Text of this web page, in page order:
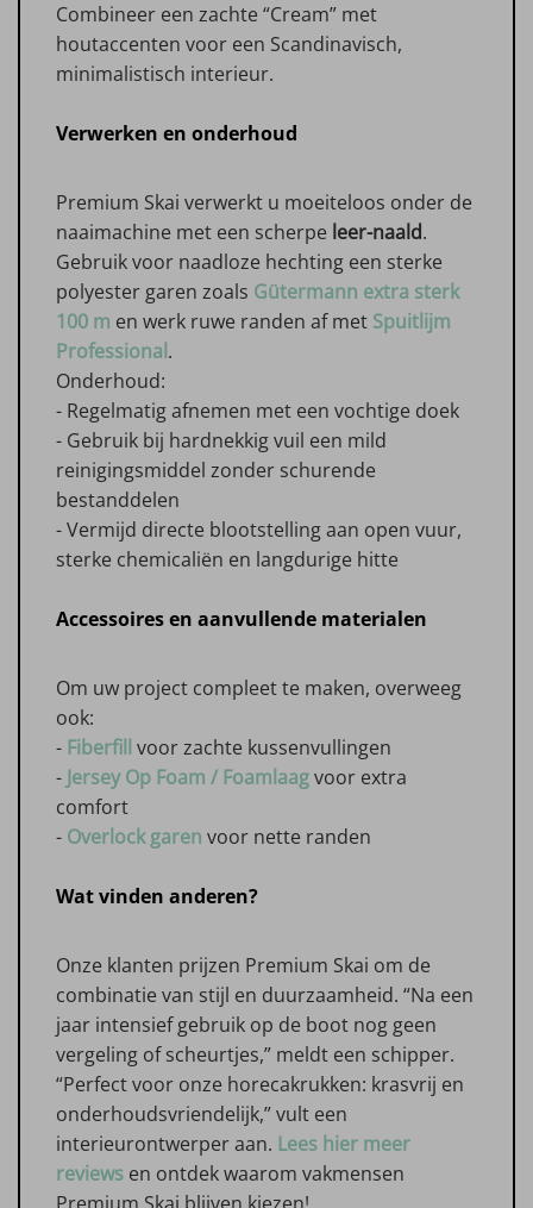
Combineer een zachte “Cream” met
houtaccenten voor een Scandinavisch,
minimalistisch interieur.
Verwerken en onderhoud
Premium Skai verwerkt u moeiteloos onder de
naaimachine met een scherpe leer-naald.
Gebruik voor naadloze hechting een sterke
polyester garen zoals Gütermann extra sterk
100 m en werk ruwe randen af met Spuitlijm
Professional .
Onderhoud:
- Regelmatig afnemen met een vochtige doek
- Gebruik bij hardnekkig vuil een mild
reinigingsmiddel zonder schurende
bestanddelen
- Vermijd directe blootstelling aan open vuur,
sterke chemicaliën en langdurige hitte
Accessoires en aanvullende materialen
Om uw project compleet te maken, overweeg
ook:
- Fiberfill voor zachte kussenvullingen
- Jersey Op Foam / Foamlaagvoor extra
comfort
- Overlock garen voor nette randen
Wat vinden anderen?
Onze klanten prijzen Premium Skai om de
combinatie van stijl en duurzaamheid. “Na een
jaar intensief gebruik op de boot nog geen
vergeling of scheurtjes,” meldt een schipper.
“Perfect voor onze horecakrukken: krasvrij en
onderhoudsvriendelijk,” vult een
interieurontwerper aan. Lees hier meer
reviews en ontdek waarom vakmensen